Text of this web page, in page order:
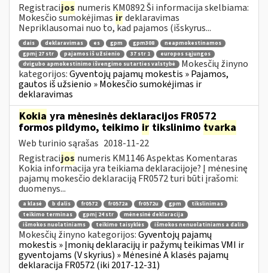
Registracijos numeris KM0892 Ši informacija skelbiama:
Mokesčio sumokėjimas irdeklaravimas
Nepriklausomai nuo to, kad pajamos (išskyrus...
dais deklaravimas es gpm gpm308
neapmokestinamos
gpmį 27 str
pajamos iš užsienio 37 str 1
europos sąjungos
dvigubo apmokestinimo išvengimo sutarties valstybė
Mokesčių žinyno
kategorijos:Gyventojų pajamų mokestis » Pajamos,
gautos iš užsienio » Mokesčio sumokėjimas ir
deklaravimas
Kokia yra mėnesinės deklaracijos FR0572
formos pildymo, teikimo ir tikslinimo tvarka
Web turinio sąrašas 2018-11-22
Registracijos numeris KM1146 Aspektas Komentaras
Kokia informacija yra teikiama deklaracijoje? Į mėnesinę
pajamų mokesčio deklaraciją FR0572 turi būti įrašomi:
duomenys...
a klasė b dalis fr0572 fr0572a fr0572u gpm
tikslinimas
teikimo terminas
gpmį 24 str
mėnesinė deklaracija
išmokos nuolatiniams
teikimo taisyklės išmokos nenuolatiniams a dalis
Mokesčių žinyno kategorijos:Gyventojų pajamų
mokestis » Įmonių deklaracijų ir pažymų teikimas VMI ir
gyventojams (V skyrius) » Mėnesinė A klasės pajamų
deklaracija FR0572 (iki 2017-12-31)